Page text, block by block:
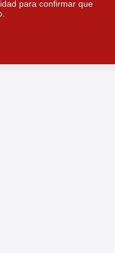
para confirmar que